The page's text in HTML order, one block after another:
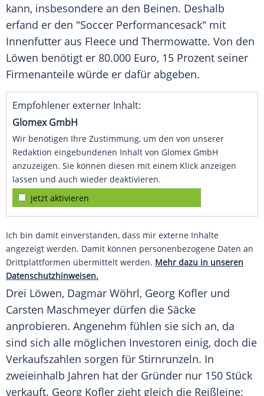
kann, insbesondere an den Beinen. Deshalb
erfand er den "Soccer Performancesack" mit
Innenfutter aus Fleece und Thermowatte. Von den
Löwen benötigt er 80.000 Euro, 15 Prozent seiner
Firmenanteile würde er dafür abgeben.
Empfohlener externer Inhalt:
Glomex GmbH
Wir benötigen Ihre Zustimmung, um den von unserer
Redaktion eingebundenen Inhalt von Glomex GmbH
anzuzeigen. Sie können diesen mit einem Klick anzeigen
lassen und auch wieder deaktivieren.
jetzt aktivieren
Ich bin damit einverstanden, dass mir externe Inhalte
angezeigt werden. Damit können personenbezogene Daten an
Drittplattformen übermittelt werden. Mehr dazu in unseren
Datenschutzhinweisen.
Drei Löwen, Dagmar Wöhrl, Georg Kofler und
Carsten Maschmeyer dürfen die Säcke
anprobieren. Angenehm fühlen sie sich an, da
sind sich alle möglichen Investoren einig, doch die
Verkaufszahlen sorgen für Stirnrunzeln. In
zweieinhalb Jahren hat der Gründer nur 150 Stück
verkauft. Georg Kofler zieht gleich die Reißleine: